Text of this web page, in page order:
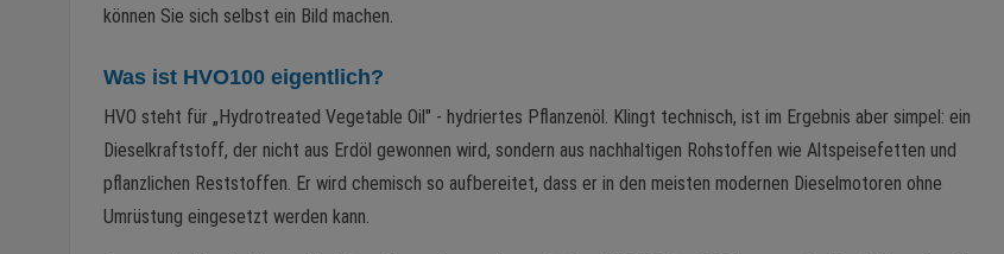
können Sie sich selbst ein Bild machen.
Was ist HVO100 eigentlich?
HVO steht für „Hydrotreated Vegetable Oil" - hydriertes Pflanzenöl. Klingt technisch, ist im Ergebnis aber simpel: ein
Dieselkraftstoff, der nicht aus Erdöl gewonnen wird, sondern aus nachhaltigen Rohstoffen wie Altspeisefetten und
pflanzlichen Reststoffen. Er wird chemisch so aufbereitet, dass er in den meisten modernen Dieselmotoren ohne
Umrüstung eingesetzt werden kann.